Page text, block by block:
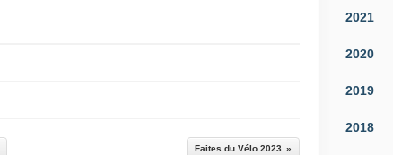
Faites du Vélo 2023
2021
2020
2019
2018